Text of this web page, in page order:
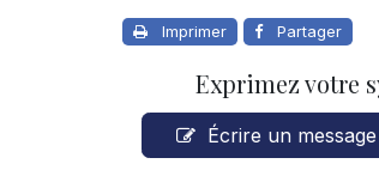
Imprimer Partager
Exprimez votre
Écrire un